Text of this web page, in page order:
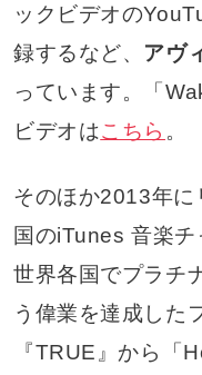
ックビデオの
録するなど、 アヴ
っています。「
ビデオはこちら 。
そのほか2013年に
国のiTunes 音楽
世界各国でプラチ
う偉業を達成した
『TRUE』から「